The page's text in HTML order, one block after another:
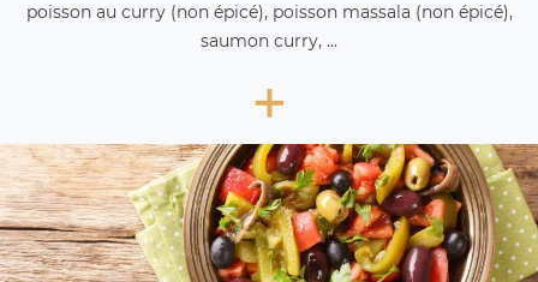
poisson au curry (non épicé), poisson massala (non épicé),
saumon curry, ...
+